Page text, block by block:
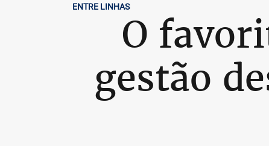
ENTRE LINHAS
O
gestão